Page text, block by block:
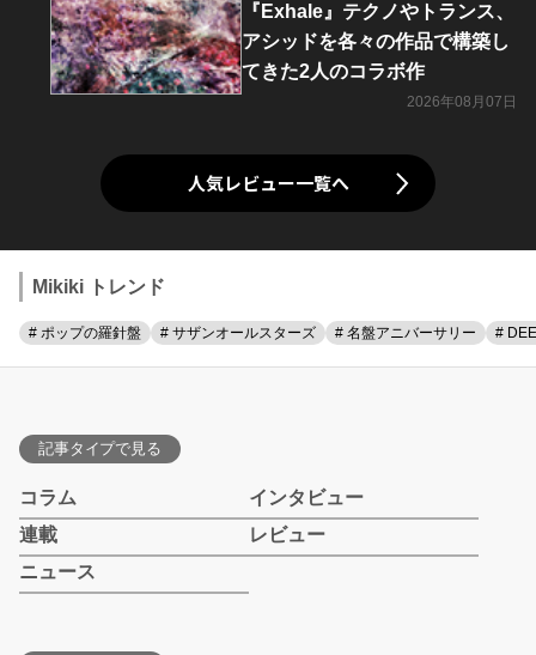
『Exhale』テクノやトランス、
アシッドを各々の作品で構築し
てきた2人のコラボ作
2026年08月07日
人気レビュー一覧へ
Mikiki トレンド
# ポップの羅針盤 # サザンオールスターズ # 名盤アニバーサリー #
記事タイプで見る
コラム
インタビュー
連載
レビュー
ニュース